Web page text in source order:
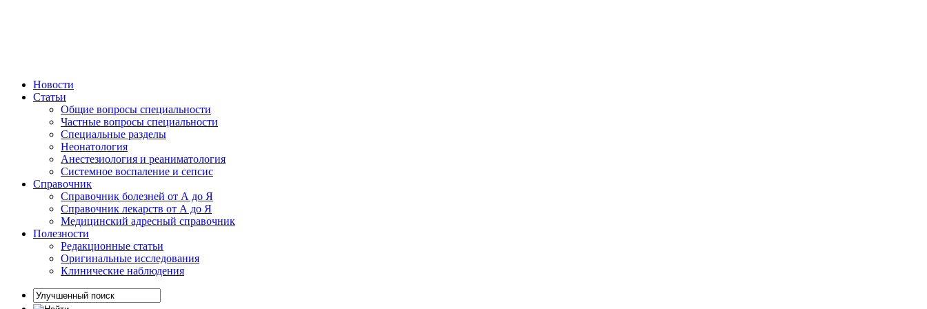
Новости
Статьи
Общие вопросы специальности
Частные вопросы специальности
Специальные разделы
Неонатология
Анестезиология и реаниматология
Системное воспаление и сепсис
Справочник
Справочник болезней от А до Я
Справочник лекарств от А до Я
Медицинский адресный справочник
Полезности
Редакционные статьи
Оригинальные исследования
Клинические наблюдения